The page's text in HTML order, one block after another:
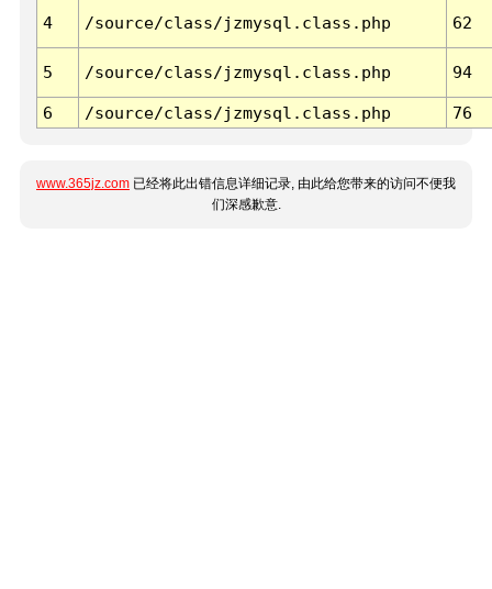
4 /source/class/jzmysql.class.php 62
5 /source/class/jzmysql.class.php 94
6 /source/class/jzmysql.class.php 76
www.365jz.com 已经将此出错信息详细记录, 由此给您带来的访问不便我
们深感歉意.